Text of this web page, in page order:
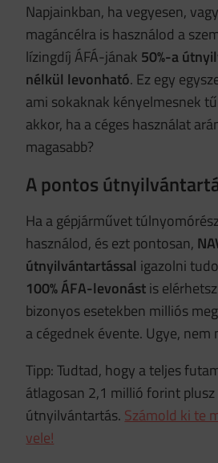
Napjainkban, ha vegyesen,
magáncélra is használod a
lízingdíj ÁFÁ-jának 50%-a
nélkül levonható. Ez egy
ami sokaknak kényelmesnek
akkor, ha a céges használat
magasabb?
A pontos
Ha a gépjárművet
használod, és ezt pontosan,
útnyilvántartással igazolni
100% ÁFA-levonástis
bizonyos esetekben milliós
a cégednek évente. Ugye, nem
Tipp: Tudtad, hogy a teljes
átlagosan 2,1 millió forint
útnyilvántartás. Számold ki te
vele!